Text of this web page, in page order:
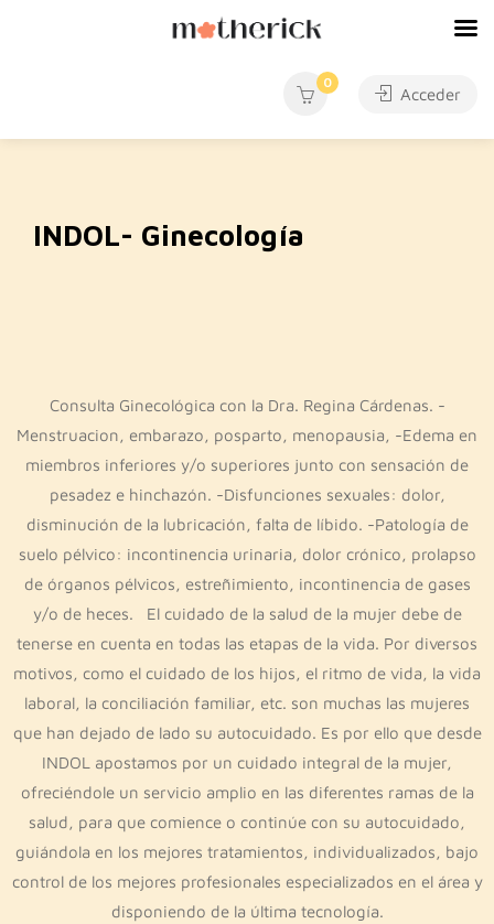
0
Acceder
INDOL- Ginecología
Consulta Ginecológica con la Dra. Regina Cárdenas. -
Menstruacion, embarazo, posparto, menopausia, -Edema en
miembros inferiores y/o superiores junto con sensación de
pesadez e hinchazón. -Disfunciones sexuales: dolor,
disminución de la lubricación, falta de líbido. -Patología de
suelo pélvico: incontinencia urinaria, dolor crónico, prolapso
de órganos pélvicos, estreñimiento, incontinencia de gases
y/o de heces. El cuidado de la salud de la mujer debe de
tenerse en cuenta en todas las etapas de la vida. Por diversos
motivos, como el cuidado de los hijos, el ritmo de vida, la vida
laboral, la conciliación familiar, etc. son muchas las mujeres
que han dejado de lado su autocuidado. Es por ello que desde
INDOL apostamos por un cuidado integral de la mujer,
ofreciéndole un servicio amplio en las diferentes ramas de la
salud, para que comience o continúe con su autocuidado,
guiándola en los mejores tratamientos, individualizados, bajo
control de los mejores profesionales especializados en el área y
disponiendo de la última tecnología.